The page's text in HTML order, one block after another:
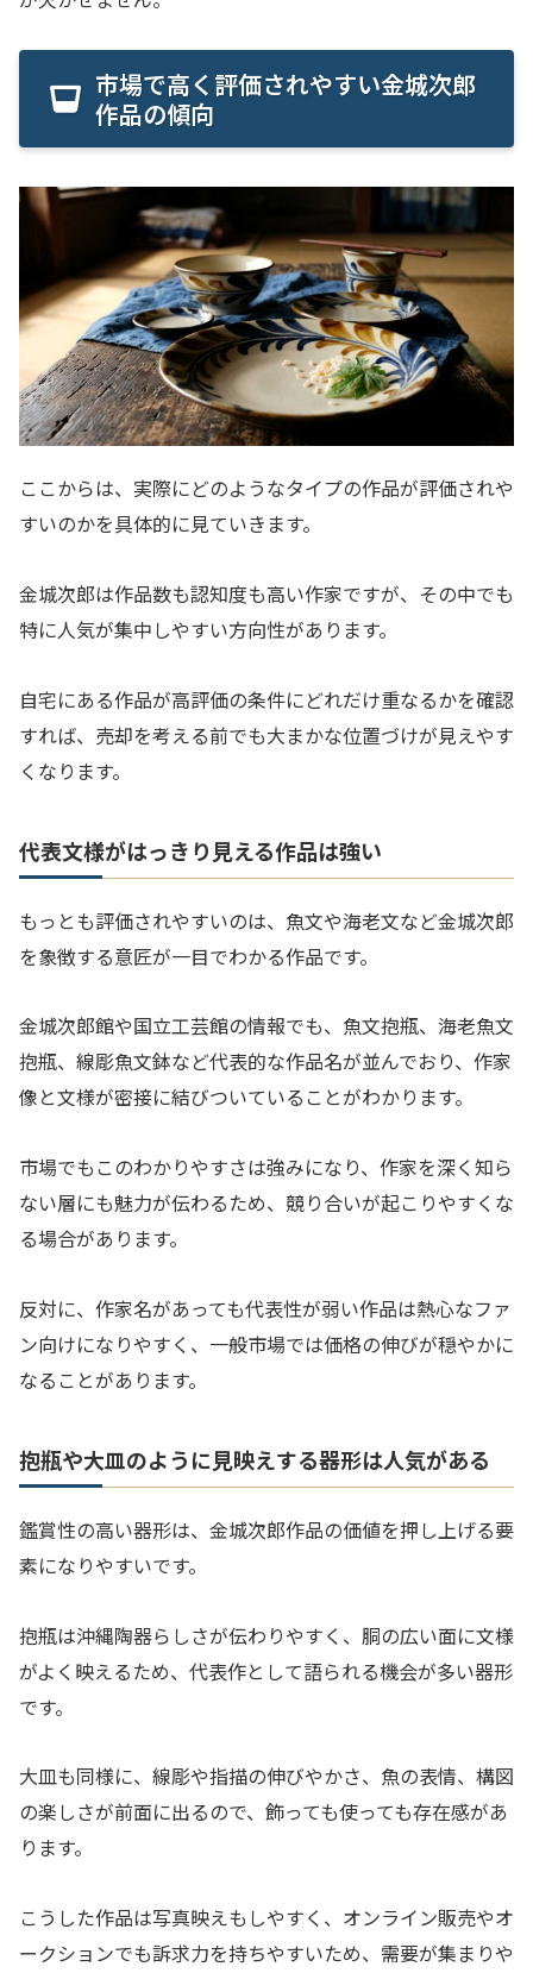
市場で高く評価されやすい金城次郎
作品の傾向
ここからは、実際にどのようなタイプの作品が評価されや
すいのかを具体的に見ていきます。
金城次郎は作品数も認知度も高い作家ですが、その中でも
特に人気が集中しやすい方向性があります。
自宅にある作品が高評価の条件にどれだけ重なるかを確認
すれば、売却を考える前でも大まかな位置づけが見えやす
くなります。
代表文様がはっきり見える作品は強い
もっとも評価されやすいのは、魚文や海老文など金城次郎
を象徴する意匠が一目でわかる作品です。
金城次郎館や国立工芸館の情報でも、魚文抱瓶、海老魚文
抱瓶、線彫魚文鉢など代表的な作品名が並んでおり、作家
像と文様が密接に結びついていることがわかります。
市場でもこのわかりやすさは強みになり、作家を深く知ら
ない層にも魅力が伝わるため、競り合いが起こりやすくな
る場合があります。
反対に、作家名があっても代表性が弱い作品は熱心なファ
ン向けになりやすく、一般市場では価格の伸びが穏やかに
なることがあります。
抱瓶や大皿のように見映えする器形は人気がある
鑑賞性の高い器形は、金城次郎作品の価値を押し上げる要
素になりやすいです。
抱瓶は沖縄陶器らしさが伝わりやすく、胴の広い面に文様
がよく映えるため、代表作として語られる機会が多い器形
です。
大皿も同様に、線彫や指描の伸びやかさ、魚の表情、構図
の楽しさが前面に出るので、飾っても使っても存在感があ
ります。
こうした作品は写真映えもしやすく、オンライン販売やオ
ークションでも訴求力を持ちやすいため、需要が集まりや